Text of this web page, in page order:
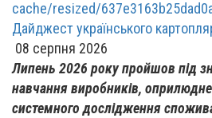
Дайджест українського
08 серпня 2026
Липень 2026 року пройшов під
навчання виробників,
системного дослідження